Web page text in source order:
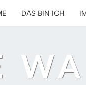
DAS BIN ICH